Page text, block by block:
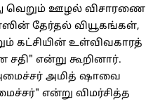
வெறும் ஊழல் விசாரணை
தேர்தல் வியூகங்கள்,
கட்சியின் உள்விவகாரத்
சதி" என்று கூறினார்.
அமித் ஷாவை
என்று விமர்சித்த